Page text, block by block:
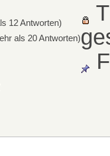
12 Antworten)
als 20 Antworten)